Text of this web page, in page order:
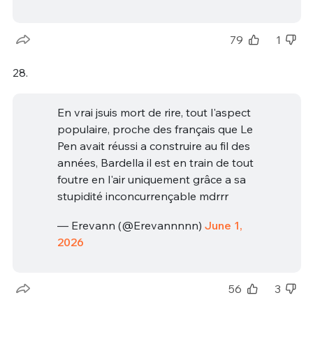
79 1
28.
En vrai jsuis mort de rire, tout l'aspect
populaire, proche des français que Le
Pen avait réussi a construire au fil des
années, Bardella il est en train de tout
foutre en l'air uniquement grâce a sa
stupidité inconcurrençable mdrrr
— Erevann (@Erevannnnn) June 1,
2026
56 3